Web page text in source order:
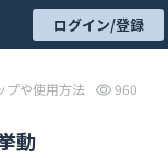
ログイン/登録
プや使用方法 960
動